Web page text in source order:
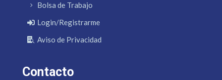
Bolsa de Trabajo
Login/Registrarme
Aviso de Privacidad
Contacto